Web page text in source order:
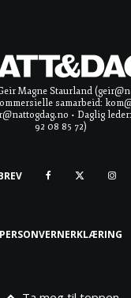
Magne Staurland
samarbeid:
• Daglig
92 08 85 72)
PERSONVERNERKLÆRING